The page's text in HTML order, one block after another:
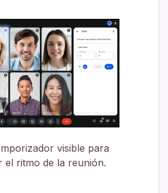
visible para
el ritmo de la reunión.